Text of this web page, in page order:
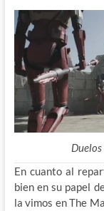
En cuanto al
bien en su papel
la vimos en The